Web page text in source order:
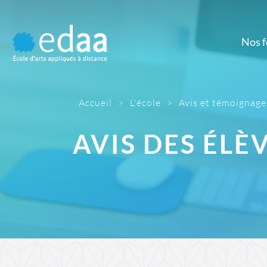
Nos
Accueil > L'école > Avis et
AVIS DES